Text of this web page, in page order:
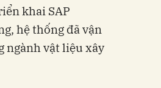
khai SAP
hệ thống đã vận
ngành vật liệu xây